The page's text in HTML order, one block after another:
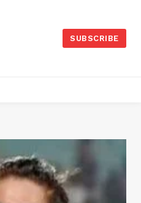
SUBSCRIBE